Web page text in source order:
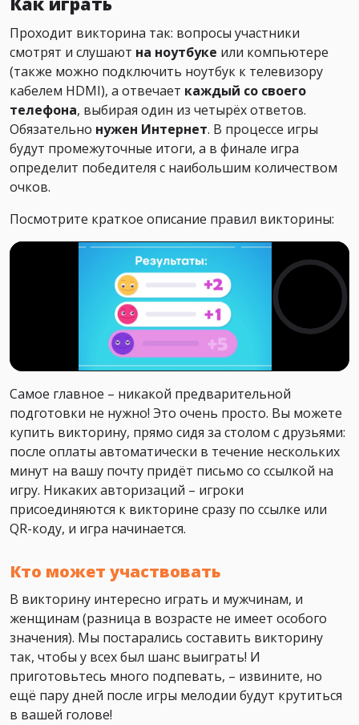
Проходит викторина так: вопросы участники
смотрят и слушают на ноутбуке или компьютере
(также можно подключить ноутбук к телевизору
кабелем HDMI), а отвечает каждый со своего
телефона, выбирая один из четырёх ответов.
Обязательно нужен Интернет. В процессе игры
будут промежуточные итоги, а в финале игра
определит победителя с наибольшим количеством
очков.
Посмотрите краткое описание правил викторины:
Самое главное – никакой предварительной
подготовки не нужно! Это очень просто. Вы можете
купить викторину, прямо сидя за столом с друзьями:
после оплаты автоматически в течение нескольких
минут на вашу почту придёт письмо со ссылкой на
игру. Никаких авторизаций – игроки
присоединяются к викторине сразу по ссылке или
QR-коду, и игра начинается.
Кто может участвовать
В викторину интересно играть и мужчинам, и
женщинам (разница в возрасте не имеет особого
значения). Мы постарались составить викторину
так, чтобы у всех был шанс выиграть! И
приготовьтесь много подпевать, – извините, но
ещё пару дней после игры мелодии будут крутиться
в вашей голове!